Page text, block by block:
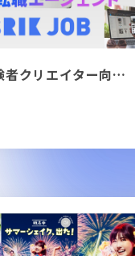
[PR]経験者クリエイター向け転職カウンセリング｜デザイナー / ディレクター / エンジニア